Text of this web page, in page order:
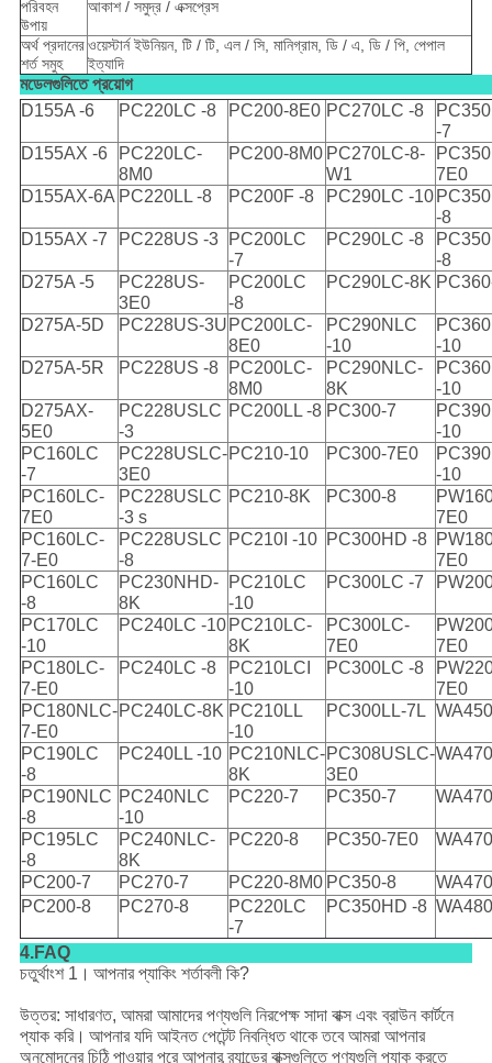
পরিবহন
উপায়
আকাশ / সমুদ্র / এক্সপ্রেস
অর্থ প্রদানের
শর্ত সমুহ
ওয়েস্টার্ন ইউনিয়ন, টি / টি, এল / সি, মানিগ্রাম, ডি / এ, ডি / পি, পেপাল
ইত্যাদি
মডেলগুলিতে প্রয়োগ
D155A -6
PC220LC -8 PC200-8E0 PC270LC -8
-7
D155AX -6
PC220LC-
8M0
PC200-8M0 PC270LC-8-
W1
7E0
D155AX-6A PC220LL -8 PC200F -8 PC290LC -10
-8
D155AX -7
PC228US -3
PC200LC
-7
PC290LC -8
-8
D275A -5
PC228US-
3E0
PC200LC
-8
PC290LC-8K
D275A-5D PC228US-3U PC200LC-
8E0
PC290NLC
-10
-10
D275A-5R
PC228US -8
PC200LC-
8M0
PC290NLC-
8K
-10
D275AX-
5E0
PC228USLC
-3
PC200LL -8 PC300-7
-10
PC160LC
-7
PC228USLC-
3E0
PC210-10 PC300-7E0
-10
PC160LC-
7E0
PC228USLC
-3 s
PC210-8K PC300-8
7E0
PC160LC-
7-E0
PC228USLC
-8
PC210I -10 PC300HD -8
7E0
PC160LC
-8
PC230NHD-
8K
PC210LC
-10
PC300LC -7
PC170LC
-10
PC240LC -10 PC210LC-
8K
PC300LC-
7E0
7E0
PC180LC-
7-E0
PC240LC -8
PC210LCI
-10
PC300LC -8
7E0
PC180NLC-
7-E0
PC240LC-8K PC210LL
-10
PC300LL-7L
PC190LC
-8
PC240LL -10 PC210NLC-
8K
PC308USLC-
3E0
PC190NLC
-8
PC240NLC
-10
PC220-7 PC350-7
PC195LC
-8
PC240NLC-
8K
PC220-8 PC350-7E0
PC200-7 PC270-7 PC220-8M0 PC350-8
PC200-8
PC270-8
PC220LC
-7
PC350HD -8
4.FAQ
চতুর্থাংশ 1। আপনার প্যাকিং শর্তাবলী কি?
উত্তর: সাধারণত, আমরা আমাদের পণ্যগুলি নিরপেক্ষ সাদা বাক্স এবং ব্রাউন কার্টনে
প্যাক করি। আপনার যদি আইনত পেটেন্ট নিবন্ধিত থাকে তবে আমরা আপনার
অনুমোদনের চিঠি পাওয়ার পরে আপনার ব্র্যান্ডের বাক্সগুলিতে পণ্যগুলি প্যাক করতে